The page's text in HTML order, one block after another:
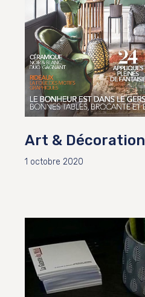
Art & Décoration
1 octobre 2020